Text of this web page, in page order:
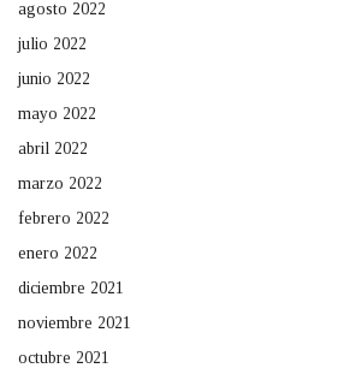
agosto 2022
julio 2022
junio 2022
mayo 2022
abril 2022
marzo 2022
febrero 2022
enero 2022
diciembre 2021
noviembre 2021
octubre 2021